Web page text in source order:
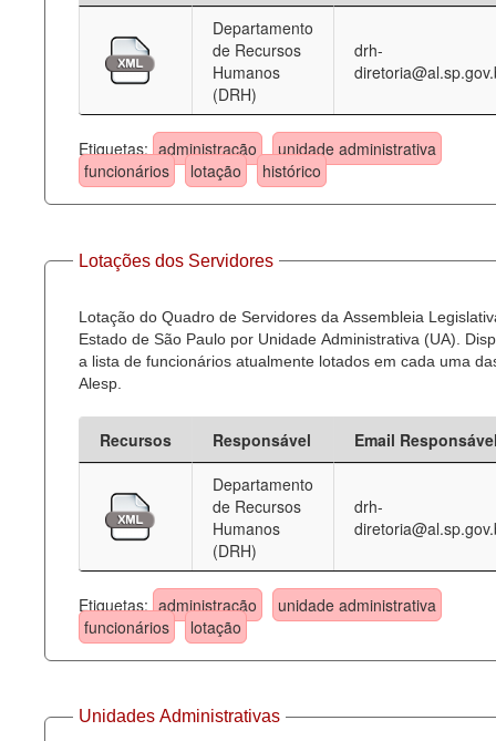
Departamento
de Recursos
Humanos
(DRH)
drh-
Etiquetas: administração
unidade administrativa
funcionários
lotação histórico
Lotações dos Servidores
Lotação do Quadro de Servidores da Assembleia
Estado de São Paulo por Unidade Administrativa (UA).
a lista de funcionários atualmente lotados em cada uma
Alesp.
Recursos Responsável
Email
Departamento
de Recursos
Humanos
(DRH)
drh-
Etiquetas: administração
unidade administrativa
funcionários
lotação
Unidades Administrativas